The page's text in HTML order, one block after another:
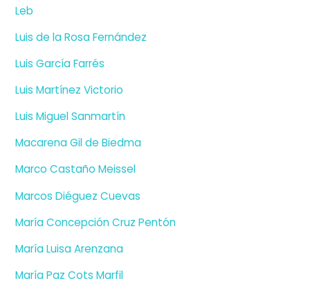
Leb
Luis de la Rosa Fernández
Luis García Farrés
Luis Martínez Victorio
Luis Miguel Sanmartín
Macarena Gil de Biedma
Marco Castaño Meissel
Marcos Diéguez Cuevas
María Concepción Cruz Pentón
María Luisa Arenzana
María Paz Cots Marfil